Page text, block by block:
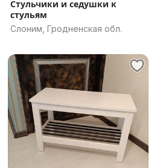
Стульчики и седушки к
стульям
Слоним, Гродненская обл.